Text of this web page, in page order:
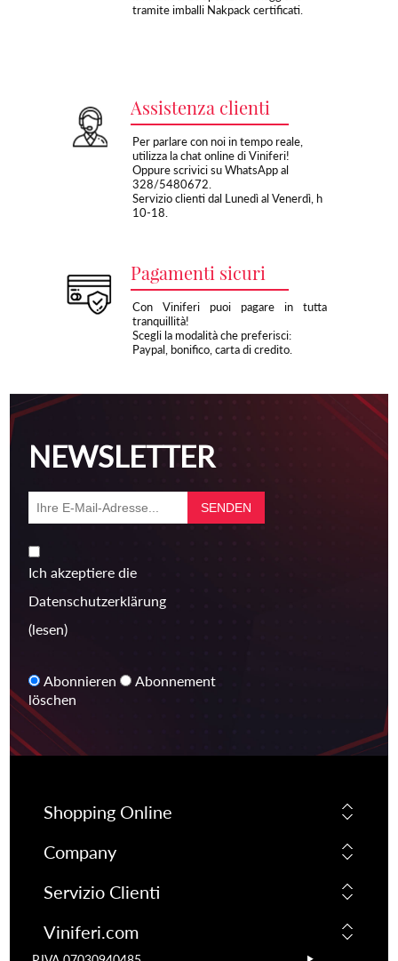
tramite imballi Nakpack certificati.
Assistenza clienti
Per parlare con noi in tempo reale,
utilizza la chat online di Viniferi!
Oppure scrivici su WhatsApp al
328/5480672.
Servizio clienti dal Lunedì al Venerdì, h
10-18.
Pagamenti sicuri
Con Viniferi puoi pagare in tutta
tranquillità!
Scegli la modalità che preferisci:
Paypal, bonifico, carta di credito.
NEWSLETTER
Ich akzeptiere die
Datenschutzerklärung
(lesen)
Abonnieren
Abonnement
löschen
Shopping Online
Company
Servizio Clienti
Viniferi.com